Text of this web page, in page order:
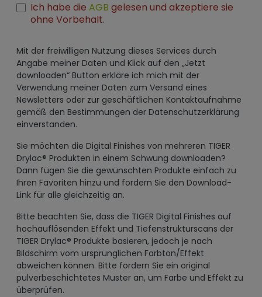
Ich habe die AGB gelesen und akzeptiere sie
ohne Vorbehalt.
Mit der freiwilligen Nutzung dieses Services durch
Angabe meiner Daten und Klick auf den „Jetzt
downloaden“ Button erkläre ich mich mit der
Verwendung meiner Daten zum Versand eines
Newsletters oder zur geschäftlichen Kontaktaufnahme
gemäß den Bestimmungen der Datenschutzerklärung
einverstanden.
Sie möchten die Digital Finishes von mehreren TIGER
Drylac® Produkten in einem Schwung downloaden?
Dann fügen Sie die gewünschten Produkte einfach zu
Ihren Favoriten hinzu und fordern Sie den Download-
Link für alle gleichzeitig an.
Bitte beachten Sie, dass die TIGER Digital Finishes auf
hochauflösenden Effekt und Tiefenstrukturscans der
TIGER Drylac® Produkte basieren, jedoch je nach
Bildschirm vom ursprünglichen Farbton/Effekt
abweichen können. Bitte fordern Sie ein original
pulverbeschichtetes Muster an, um Farbe und Effekt zu
überprüfen.